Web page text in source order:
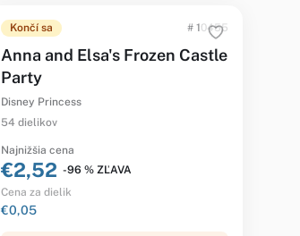
Končí sa # 10455
Anna and Elsa's Frozen Castle
Party
Disney Princess
54 dielikov
Najnižšia cena
€2,52 -96 % ZĽAVA
Cena za dielik
€0,05